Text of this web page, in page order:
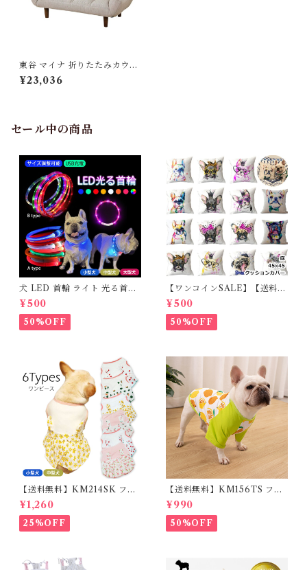
東谷 マイナ 折りたたみカウチ
ソファ W115×D55-67×H59/
50×SH26/20 ベージュ/ブラ
¥23,036
セール中の商品
犬 LED 首輪 ライト 光る首輪
USB充電 生活防水 長さ調整可
能 首輪 犬用 ペット カラー ペ
ット用品 軽量 ドッグ用品 フレ
ンチブルドック 大型犬 中型犬
¥500
50%OFF
【ワンコインSALE】【送料無
料】KM503G クッションカバ
ー フレンチブルドッグ クリー
ム フレブル
¥500
50%OFF
【送料無料】KM214SK フレ
ブル 女の子 スカート ワンピー
ス夏 フリル 犬服 ドックウェア
¥1,260
25%OFF
【送料無料】KM156TS フレ
ブル Tシャツ フレンチブルド
ック レモン柄 犬服 ドックウェ
ア
¥990
50%OFF